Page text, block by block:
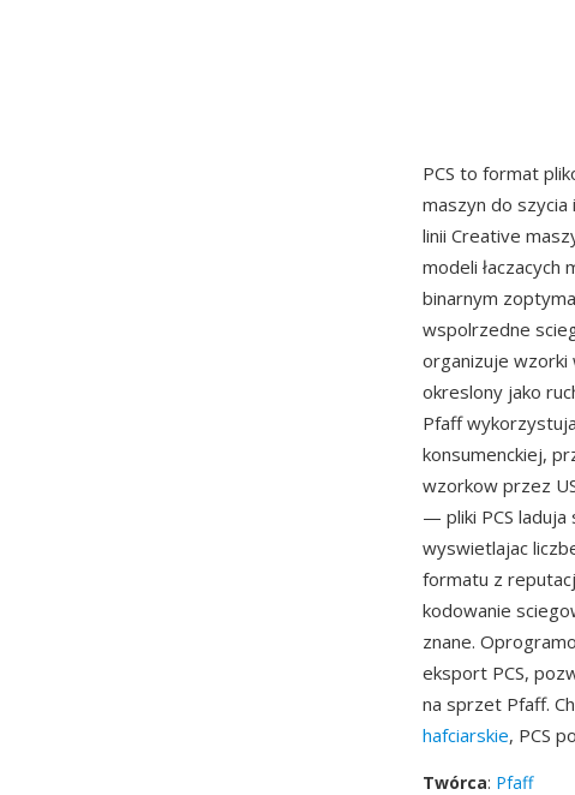
PCS to format
maszyn do
linii Creative
modeli łaczacych
binarnym
wspolrzedne
organizuje
okreslony jako
Pfaff
konsumenckiej,
wzorkow przez
— pliki PCS
wyswietlajac
formatu z
kodowanie
znane.
eksport PCS,
na sprzet Pfaff.
hafciarskie, PCS
Twórca: Pfaff